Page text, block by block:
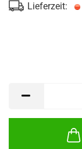
Lieferzeit: